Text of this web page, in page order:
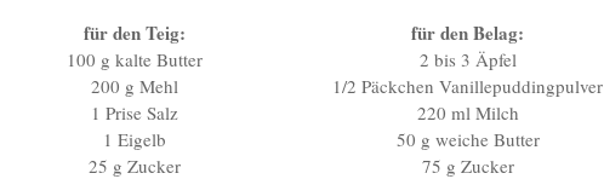
für den Teig:
100 g kalte Butter
200 g Mehl
1 Prise Salz
1 Eigelb
25 g Zucker
für den Belag:
2 bis 3 Äpfel
1/2 Päckchen Vanillepuddingpulver
220 ml Milch
50 g weiche Butter
75 g Zucker